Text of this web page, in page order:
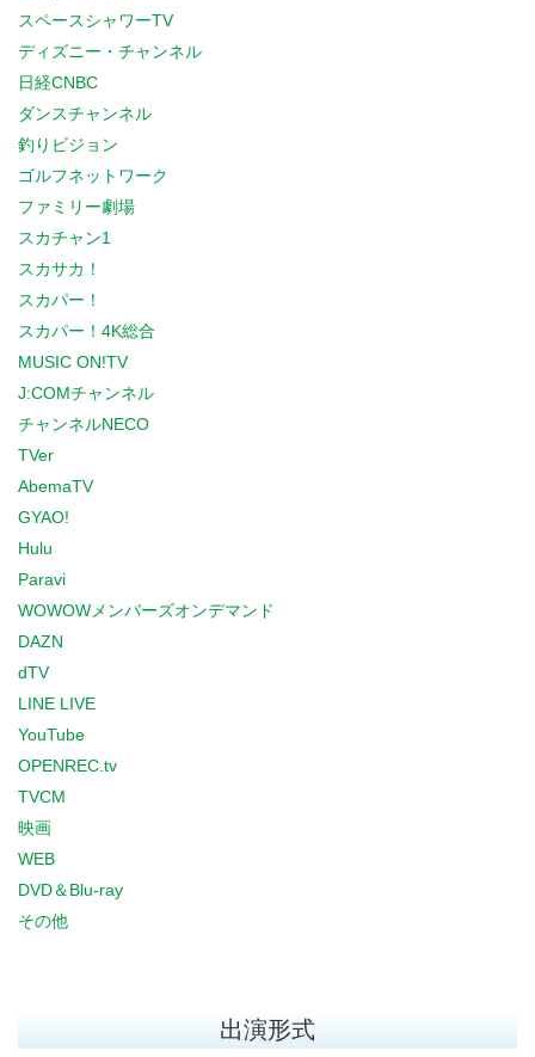
スペースシャワーTV
ディズニー・チャンネル
日経CNBC
ダンスチャンネル
釣りビジョン
ゴルフネットワーク
ファミリー劇場
スカチャン1
スカサカ！
スカパー！
スカパー！4K総合
MUSIC ON!TV
J:COMチャンネル
チャンネルNECO
TVer
AbemaTV
GYAO!
Hulu
Paravi
WOWOWメンバーズオンデマンド
DAZN
dTV
LINE LIVE
YouTube
OPENREC.tv
TVCM
映画
WEB
DVD＆Blu-ray
その他
出演形式